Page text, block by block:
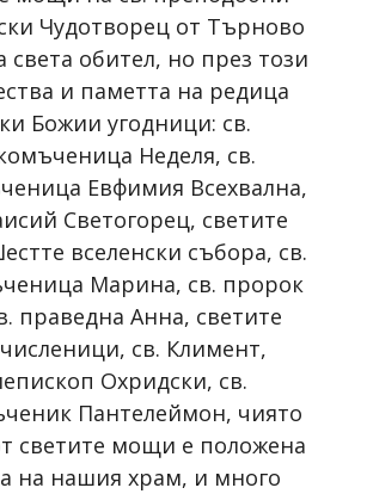
Чудотворец от Търново
света обител, но през този
и паметта на редица
Божии угодници: св.
Неделя, св.
Евфимия Всехвална,
Светогорец, светите
вселенски събора, св.
Марина, св. пророк
праведна Анна, светите
св. Климент,
Охридски, св.
Пантелеймон, чиято
светите мощи е положена
на нашия храм, и много